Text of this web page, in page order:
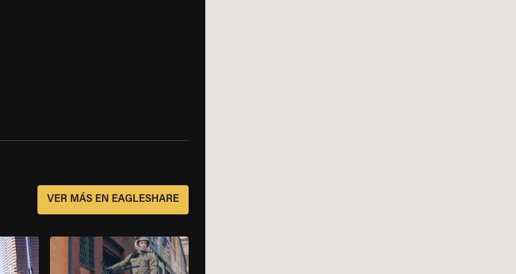
VER MÁS EN EAGLESHARE